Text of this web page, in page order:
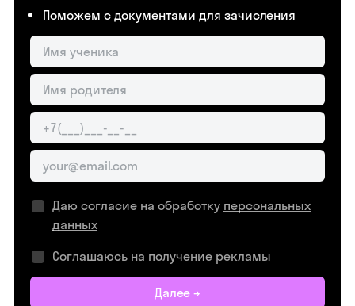
Поможем с документами для зачисления
Даю согласие на обработку персональных
данных
Соглашаюсь на получение рекламы
Далее →